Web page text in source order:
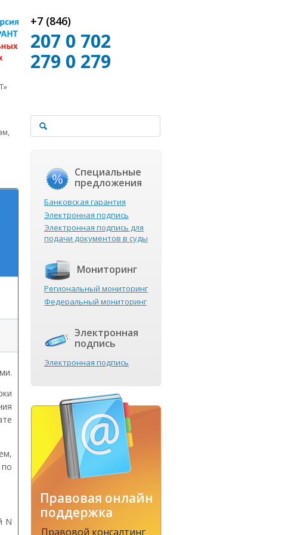
+7 (846)
207 0 702
279 0 279
N
Специальные
предложения
Банковская гарантия
Электронная подпись
Электронная подпись для
подачи документов в суды
Мониторинг
Региональный мониторинг
Федеральный мониторинг
Электронная
подпись
Электронная подпись
Правовая онлайн
поддержка
Правовой консалтинг